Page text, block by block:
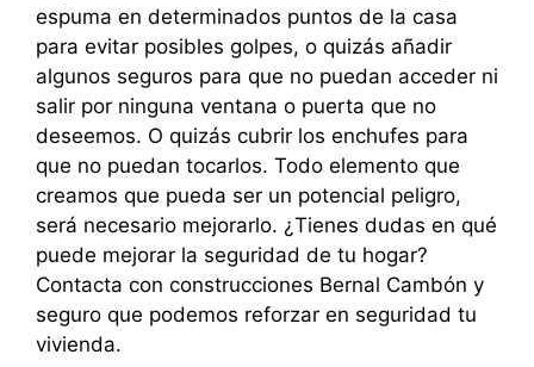
espuma en determinados puntos de la casa
para evitar posibles golpes, o quizás añadir
algunos seguros para que no puedan acceder ni
salir por ninguna ventana o puerta que no
deseemos. O quizás cubrir los enchufes para
que no puedan tocarlos. Todo elemento que
creamos que pueda ser un potencial peligro,
será necesario mejorarlo. ¿Tienes dudas en qué
puede mejorar la seguridad de tu hogar?
Contacta con construcciones Bernal Cambón y
seguro que podemos reforzar en seguridad tu
vivienda.